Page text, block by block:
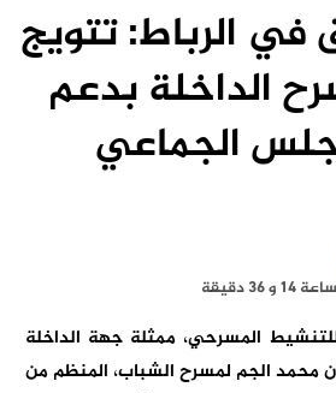
في الرباط: تتويج
الداخلة بدعم
الجماعي
المسرحي، ممثلة جهة الداخلة
محمد الجم لمسرح الشباب، المنظم من